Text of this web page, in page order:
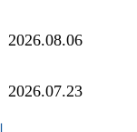
2026.08.06
2026.07.23